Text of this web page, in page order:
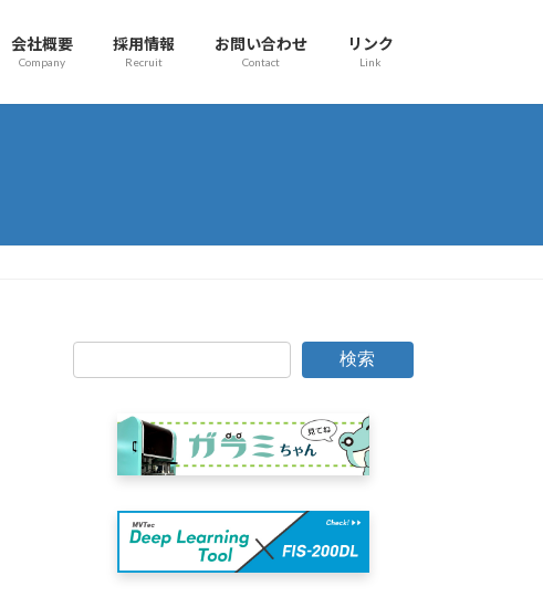
会社概要
Company
採用情報
Recruit
お問い合わせ
Contact
リンク
Link
検索